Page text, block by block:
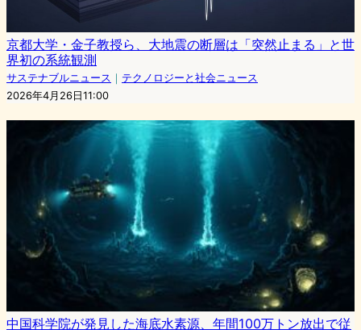
京都大学・金子教授ら、大地震の断層は「突然止まる」と世
界初の系統観測
サステナブルニュース ｜ テクノロジーと社会ニュース
2026年4月26日11:00
中国科学院が発見した海底水素源、年間100万トン放出で従